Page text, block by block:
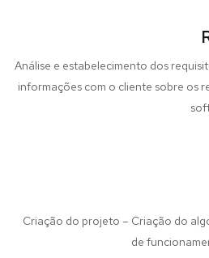
Análise e estabelecimento dos
informações com o cliente sobre os
Criação do projeto – Criação do
de